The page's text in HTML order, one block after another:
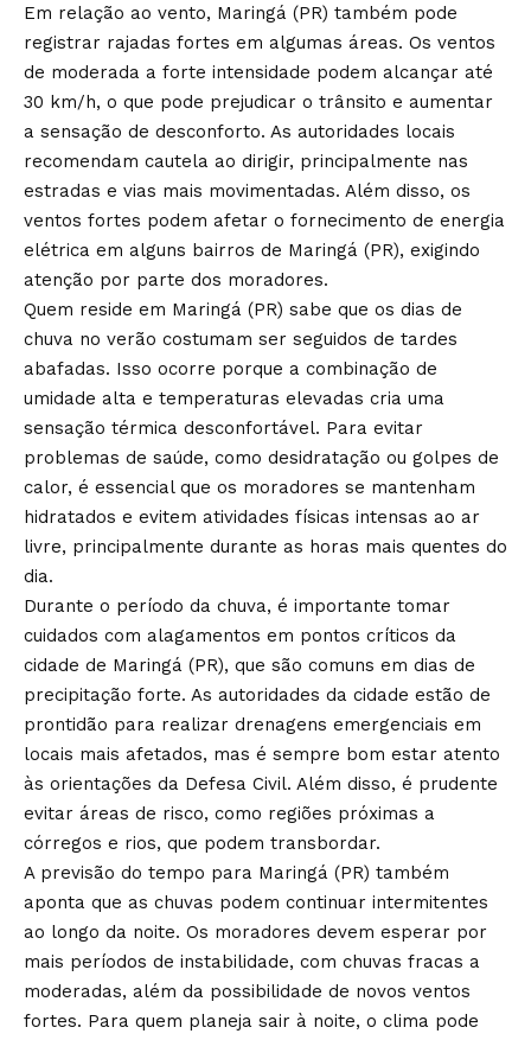
Em relação ao vento, Maringá (PR) também pode
registrar rajadas fortes em algumas áreas. Os ventos
de moderada a forte intensidade podem alcançar até
30 km/h, o que pode prejudicar o trânsito e aumentar
a sensação de desconforto. As autoridades locais
recomendam cautela ao dirigir, principalmente nas
estradas e vias mais movimentadas. Além disso, os
ventos fortes podem afetar o fornecimento de energia
elétrica em alguns bairros de Maringá (PR), exigindo
atenção por parte dos moradores.
Quem reside em Maringá (PR) sabe que os dias de
chuva no verão costumam ser seguidos de tardes
abafadas. Isso ocorre porque a combinação de
umidade alta e temperaturas elevadas cria uma
sensação térmica desconfortável. Para evitar
problemas de saúde, como desidratação ou golpes de
calor, é essencial que os moradores se mantenham
hidratados e evitem atividades físicas intensas ao ar
livre, principalmente durante as horas mais quentes do
dia.
Durante o período da chuva, é importante tomar
cuidados com alagamentos em pontos críticos da
cidade de Maringá (PR), que são comuns em dias de
precipitação forte. As autoridades da cidade estão de
prontidão para realizar drenagens emergenciais em
locais mais afetados, mas é sempre bom estar atento
às orientações da Defesa Civil. Além disso, é prudente
evitar áreas de risco, como regiões próximas a
córregos e rios, que podem transbordar.
A previsão do tempo para Maringá (PR) também
aponta que as chuvas podem continuar intermitentes
ao longo da noite. Os moradores devem esperar por
mais períodos de instabilidade, com chuvas fracas a
moderadas, além da possibilidade de novos ventos
fortes. Para quem planeja sair à noite, o clima pode